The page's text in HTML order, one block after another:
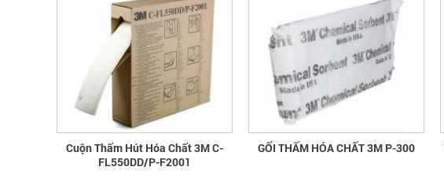
Cuộn Thấm Hút Hóa Chất 3M C-
FL550DD/P-F2001
GỐI THẤM HÓA CHẤT 3M P-300